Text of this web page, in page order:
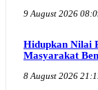
9 August 2026
Hidupkan Nilai
Masyarakat
8 August 2026